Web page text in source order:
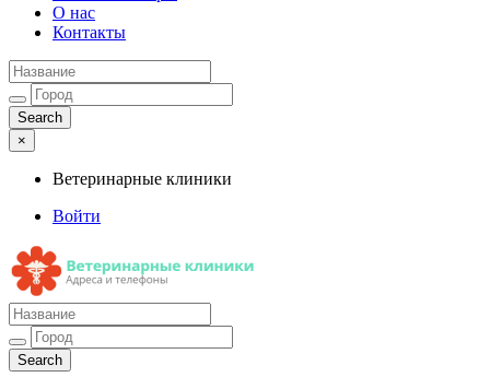
О нас
Контакты
×
Ветеринарные клиники
Войти
Ветеринарные клиники
Адреса и телефоны